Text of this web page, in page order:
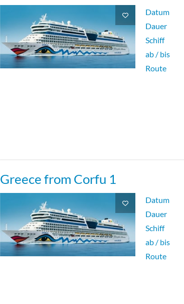
Datum
Dauer
Schiff
ab / bis
Route
Greece from Corfu 1
Datum
Dauer
Schiff
ab / bis
Route